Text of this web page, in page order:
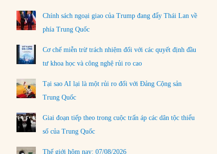
Chính sách ngoại giao của Trump đang đẩy Thái Lan về
phía Trung Quốc
Cơ chế miễn trừ trách nhiệm đối với các quyết định đầu
tư khoa học và công nghệ rủi ro cao
Tại sao AI lại là một rủi ro đối với Đảng Cộng sản
Trung Quốc
Giai đoạn tiếp theo trong cuộc trấn áp các dân tộc thiểu
số của Trung Quốc
Thế giới hôm nay: 07/08/2026